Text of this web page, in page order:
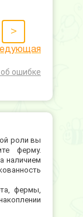
>
ошибке
роли вы
ферму.
наличием
фермы,